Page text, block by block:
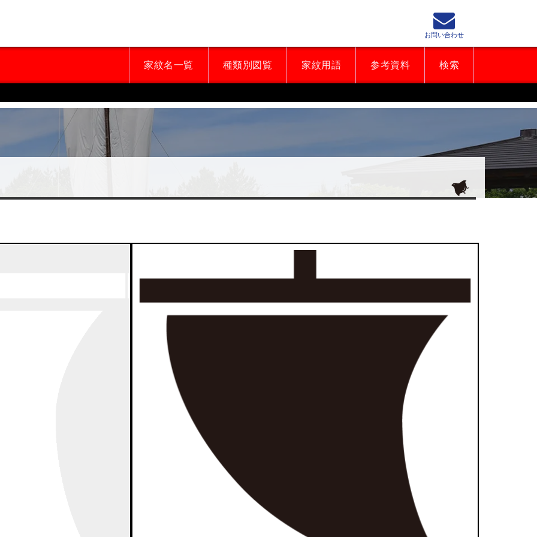
家紋名一覧 種類別図覧 家紋用語 参考資料 検索
お問い合わせ